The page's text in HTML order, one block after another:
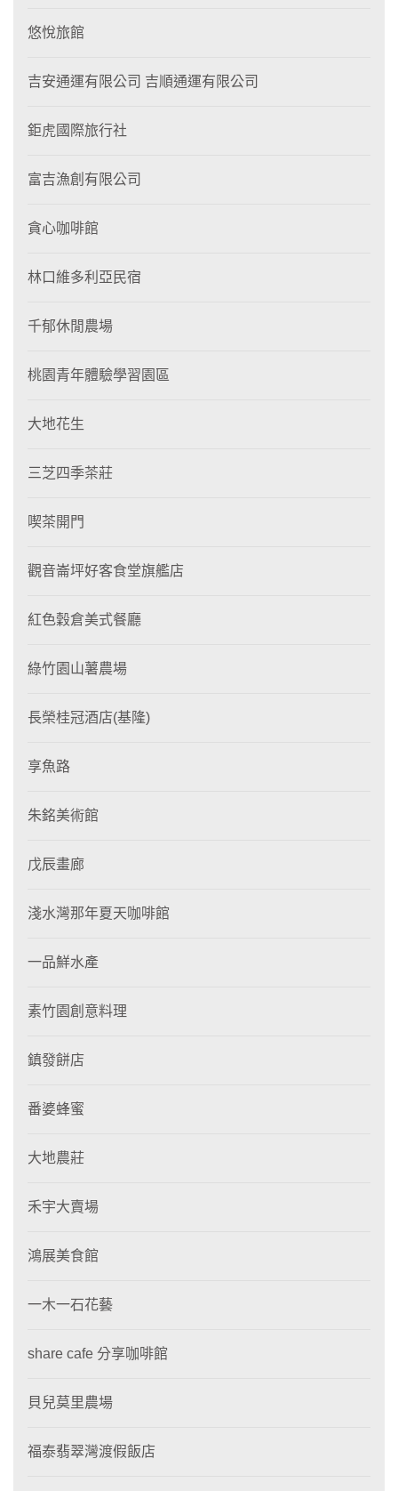
悠悅旅館
吉安通運有限公司 吉順通運有限公司
鉅虎國際旅行社
富吉漁創有限公司
貪心咖啡館
林口維多利亞民宿
千郁休閒農場
桃園青年體驗學習園區
大地花生
三芝四季茶莊
喫茶開門
觀音崙坪好客食堂旗艦店
紅色穀倉美式餐廳
綠竹園山薯農場
長榮桂冠酒店(基隆)
享魚路
朱銘美術館
戊辰畫廊
淺水灣那年夏天咖啡館
一品鮮水產
素竹園創意料理
鎮發餅店
番婆蜂蜜
大地農莊
禾宇大賣場
鴻展美食館
一木一石花藝
share cafe 分享咖啡館
貝兒莫里農場
福泰翡翠灣渡假飯店